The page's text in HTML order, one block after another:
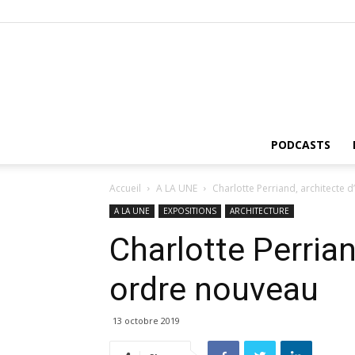
PODCASTS
Accueil A LA UNE Charlotte Perriand, architecte
A LA UNE EXPOSITIONS ARCHITECTURE
Charlotte
ordre nouveau
13 octobre 2019